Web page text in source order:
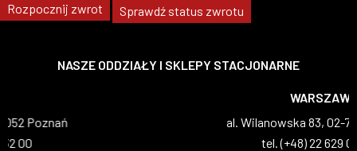
Rozpocznij zwrot
Sprawdź status zwrotu
NASZE ODDZIAŁY I SKLEPY STACJONARNE
al. Wilanowska 83, 02-765 Warszawa